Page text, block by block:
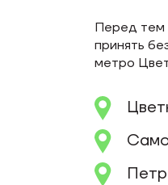
Перед тем
принять
метро